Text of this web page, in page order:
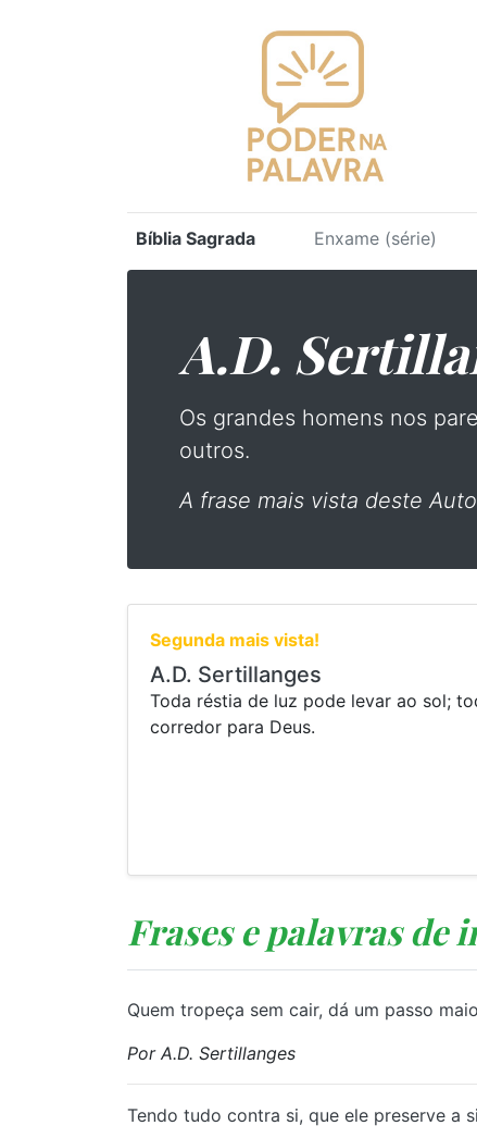
Bíblia Sagrada Enxame (série)
A.D.
Os grandes homens nos
outros.
A frase mais vista deste
Segunda mais vista!
A.D. Sertillanges
Toda réstia de luz pode levar ao sol;
corredor para Deus.
Frases e palavras de
Quem tropeça sem cair, dá um passo
Por A.D. Sertillanges
Tendo tudo contra si, que ele preserve a